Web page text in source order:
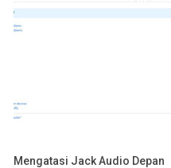
Mengatasi Jack Audio Depan